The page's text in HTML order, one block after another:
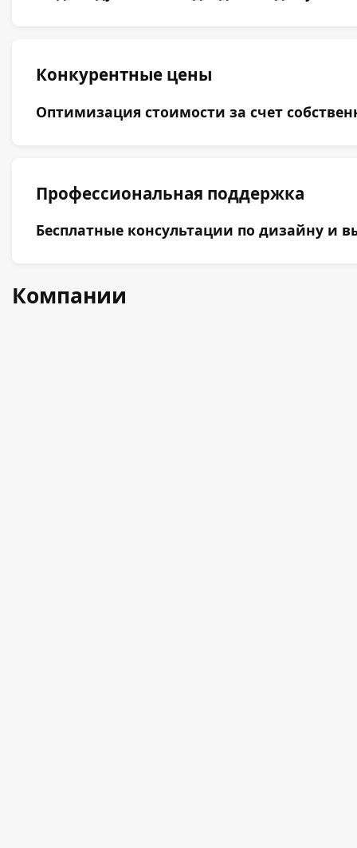
Конкурентные цены
Оптимизация стоимости за счет
Профессиональная поддержка
Бесплатные консультации по дизайну и
Компании